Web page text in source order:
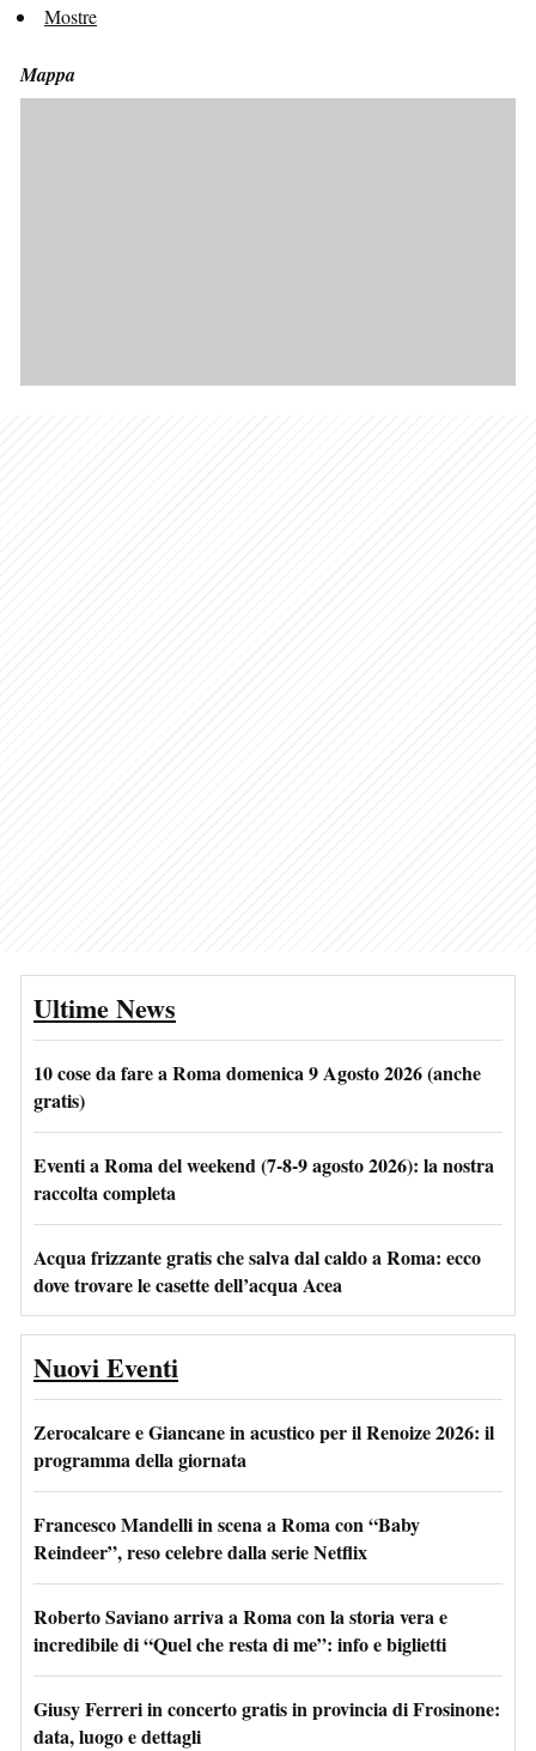
Mostre
Mappa
Ultime News
10 cose da fare a Roma domenica 9 Agosto 2026 (anche
gratis)
Eventi a Roma del weekend (7-8-9 agosto 2026): la nostra
raccolta completa
Acqua frizzante gratis che salva dal caldo a Roma: ecco
dove trovare le casette dell’acqua Acea
Nuovi Eventi
Zerocalcare e Giancane in acustico per il Renoize 2026: il
programma della giornata
Francesco Mandelli in scena a Roma con “Baby
Reindeer”, reso celebre dalla serie Netflix
Roberto Saviano arriva a Roma con la storia vera e
incredibile di “Quel che resta di me”: info e biglietti
Giusy Ferreri in concerto gratis in provincia di Frosinone:
data, luogo e dettagli